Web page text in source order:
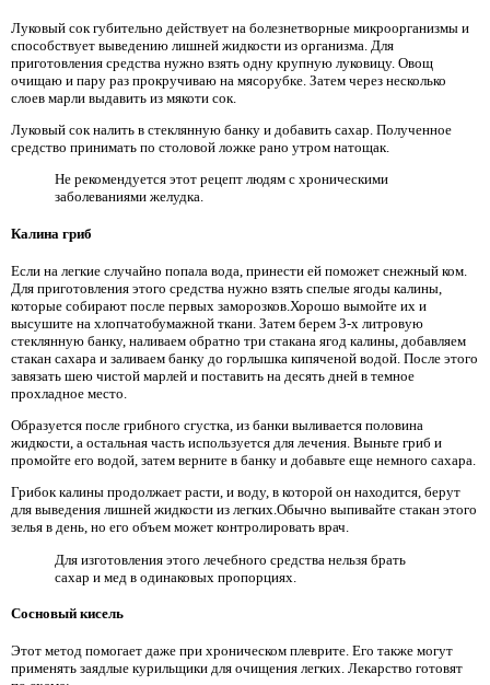
Луковый сок губительно действует на болезнетворные микроорганизмы и
способствует выведению лишней жидкости из организма. Для
приготовления средства нужно взять одну крупную луковицу. Овощ
очищаю и пару раз прокручиваю на мясорубке. Затем через несколько
слоев марли выдавить из мякоти сок.
Луковый сок налить в стеклянную банку и добавить сахар. Полученное
средство принимать по столовой ложке рано утром натощак.
Не рекомендуется этот рецепт людям с хроническими
заболеваниями желудка.
Калина гриб
Если на легкие случайно попала вода, принести ей поможет снежный ком.
Для приготовления этого средства нужно взять спелые ягоды калины,
которые собирают после первых заморозков.Хорошо вымойте их и
высушите на хлопчатобумажной ткани. Затем берем 3-х литровую
стеклянную банку, наливаем обратно три стакана ягод калины, добавляем
стакан сахара и заливаем банку до горлышка кипяченой водой. После этого
завязать шею чистой марлей и поставить на десять дней в темное
прохладное место.
Образуется после грибного сгустка, из банки выливается половина
жидкости, а остальная часть используется для лечения. Выньте гриб и
промойте его водой, затем верните в банку и добавьте еще немного сахара.
Грибок калины продолжает расти, и воду, в которой он находится, берут
для выведения лишней жидкости из легких.Обычно выпивайте стакан этого
зелья в день, но его объем может контролировать врач.
Для изготовления этого лечебного средства нельзя брать
сахар и мед в одинаковых пропорциях.
Сосновый кисель
Этот метод помогает даже при хроническом плеврите. Его также могут
применять заядлые курильщики для очищения легких. Лекарство готовят